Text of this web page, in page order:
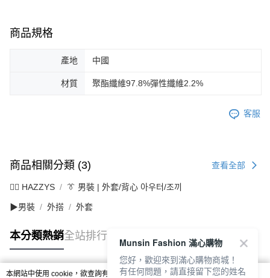
商品規格
產地 中國
材質 聚酯纖維97.8%彈性纖維2.2%
客服
商品相關分類 (3) 查看全部
🐕‍🦺 HAZZYS 👔 男裝 | 外套/背心 아우터/조끼
▶男裝 外搭 外套
本分類熱銷全站排行
本網站中使用 cookie，欲查詢有關本網站使用 cookie 方式之詳情，及若您不希
Munsin Fashion 滿心購物
您好，歡迎來到滿心購物商城！
有任何問題，請直接留下您的姓名